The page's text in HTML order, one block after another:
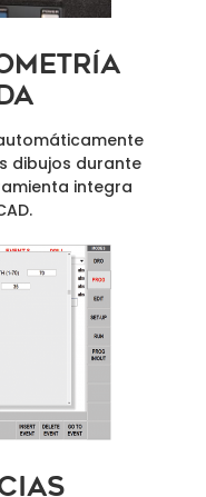
dibujos durante
integra